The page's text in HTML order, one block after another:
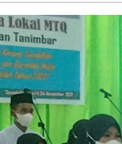
Juara
MTQ
Propinsi
Maluku
Ke-
XXIX